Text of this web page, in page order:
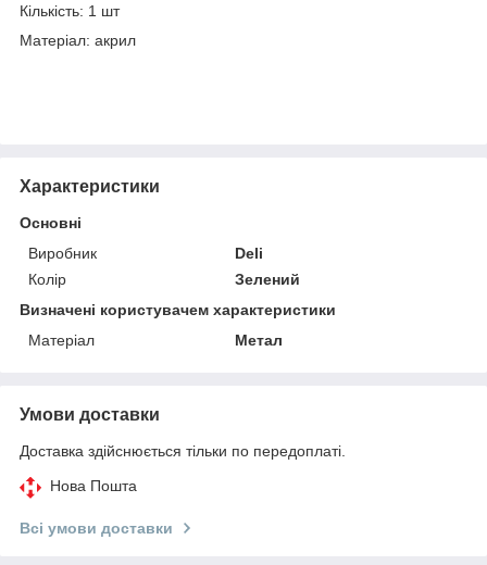
Кількість: 1 шт
Матеріал: акрил
Характеристики
Основні
Виробник
Deli
Колір
Зелений
Визначені користувачем характеристики
Матеріал
Метал
Умови доставки
Доставка здійснюється тільки по передоплаті.
Нова Пошта
Всі умови доставки